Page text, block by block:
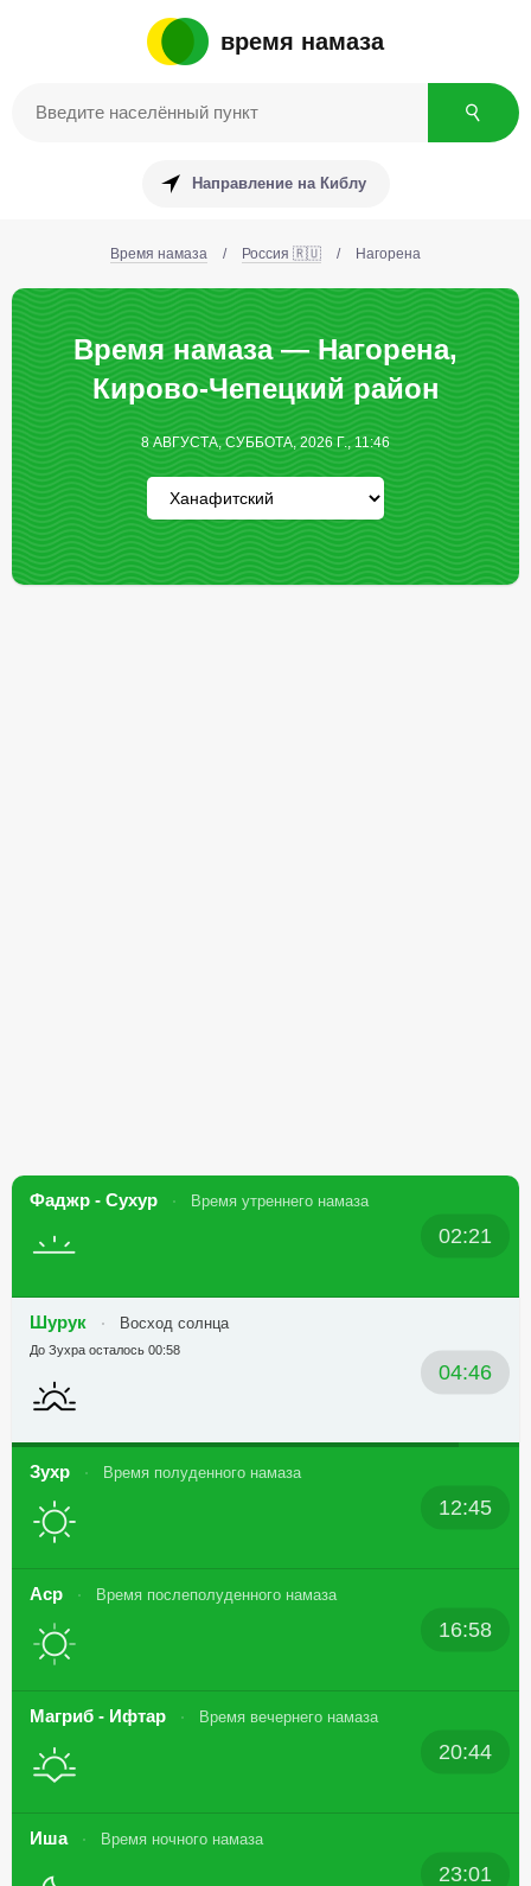
время намаза
Направление на Киблу
Время намаза / Россия 🇷🇺 / Нагорена
Время намаза — Нагорена,
Кирово-Чепецкий район
8 АВГУСТА, СУББОТА, 2026 Г., 11:46
Фаджр - Сухур Время утреннего намаза
02:21
Шурук Восход солнца
04:46
До Зухра осталось 00:58
Зухр Время полуденного намаза
12:45
Аср Время послеполуденного намаза
16:58
Магриб - Ифтар Время вечернего намаза
20:44
Иша Время ночного намаза
23:01